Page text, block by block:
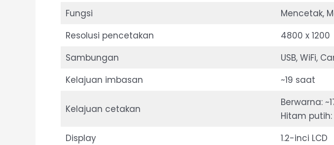
Fungsi
Mencetak,
Resolusi pencetakan
4800 x 1200
Sambungan
USB, WiFi,
Kelajuan imbasan
~19 saat
Kelajuan cetakan
Berwarna:
Hitam putih:
Display
1.2-inci LCD